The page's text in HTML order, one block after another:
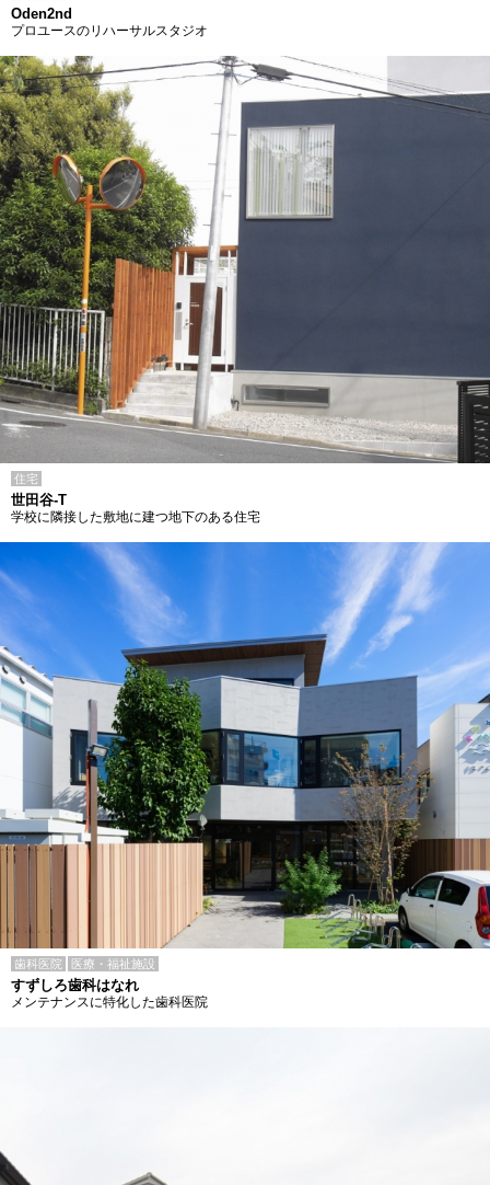
Oden2nd
プロユースのリハーサルスタジオ
住宅
世田谷-T
学校に隣接した敷地に建つ地下のある住宅
歯科医院 医療・福祉施設
すずしろ歯科はなれ
メンテナンスに特化した歯科医院